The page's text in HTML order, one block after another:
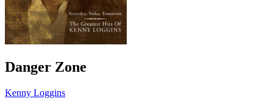
Danger Zone
Kenny Loggins